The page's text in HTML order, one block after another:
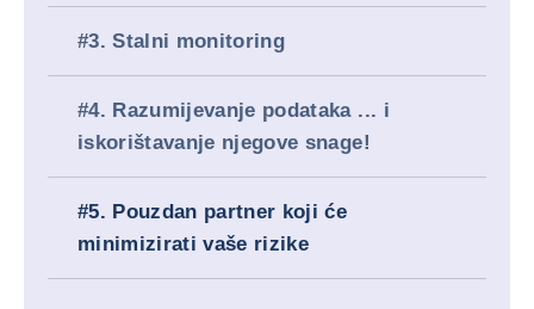
#3. Stalni monitoring
#4. Razumijevanje podataka ... i
iskorištavanje njegove snage!
#5. Pouzdan partner koji će
minimizirati vaše rizike